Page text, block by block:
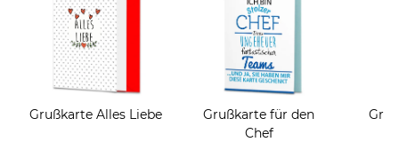
Grußkarte Alles Liebe
Grußkarte für den
Chef